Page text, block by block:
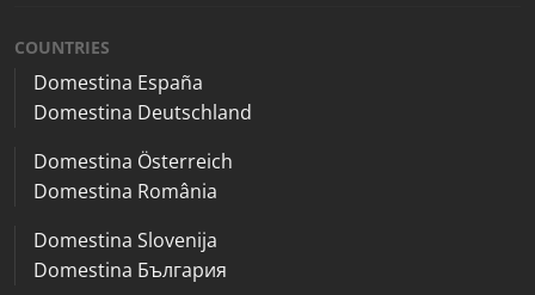
COUNTRIES
Domestina España
Domestina Deutschland
Domestina Österreich
Domestina România
Domestina Slovenija
Domestina България